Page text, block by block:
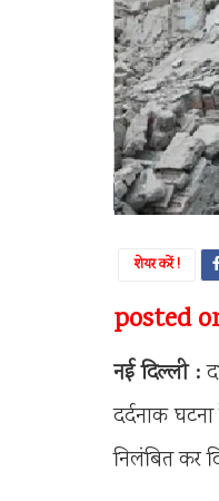
शेयर करें !
posted
नई दिल्ली :
दर्दनाक
निलंबित कर